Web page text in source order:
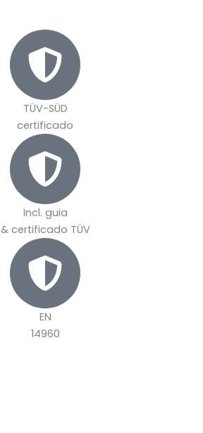
TÜV-SÜD
certificado
Incl. guia
& certificado TÜV
EN
14960